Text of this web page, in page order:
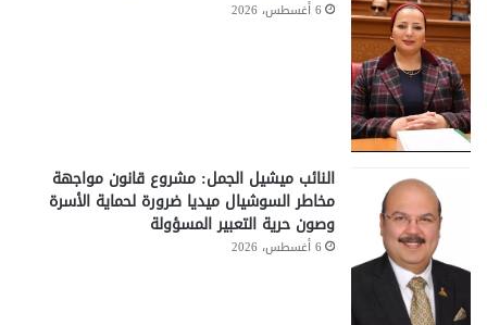
6 أغسطس، 2026
النائب ميشيل الجمل: مشروع قانون مواجهة
مخاطر السوشيال ميديا ضرورة لحماية الأسرة
وصون حرية التعبير المسؤولة
6 أغسطس، 2026